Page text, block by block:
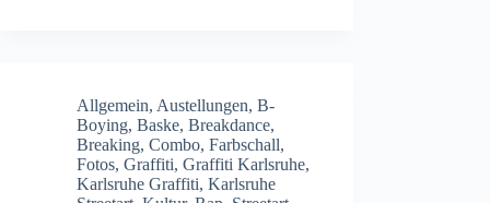
Allgemein, Austellungen, B-
Boying, Baske, Breakdance,
Breaking, Combo, Farbschall,
Fotos, Graffiti, Graffiti Karlsruhe,
Karlsruhe Graffiti, Karlsruhe